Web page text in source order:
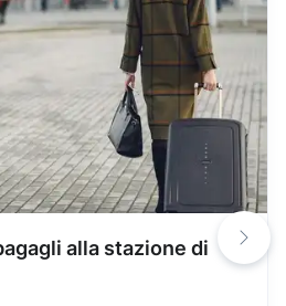
alla stazione di